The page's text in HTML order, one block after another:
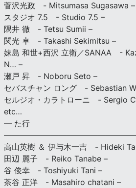
菅沢光政 - Mitsumasa Sugasawa –
スタジオ 7.5 - Studio 7.5 –
隅井 徹 - Tetsu Sumii –
関光 卓 - Takashi Sekimitsu –
妹島 和世+西沢 立衛／SANAA -
N… –
瀬戸 昇 - Noboru Seto –
セバスチャン ロング - Sebastian
セルジオ・カラトローニ - Sergio
etc…
— た行
高山英樹 ＆ 伊与木一吉 - Hideki
田辺 麗子 - Reiko Tanabe –
谷 俊幸 - Toshiyuki Tani –
茶谷 正洋 - Masahiro chatani –